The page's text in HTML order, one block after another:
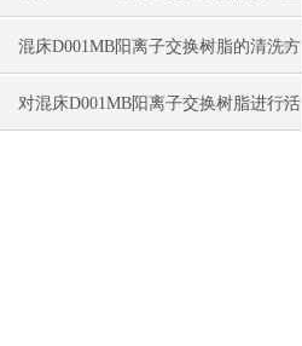
分类介绍
混床D001MB阳离子交换树脂的清洗方
法
对混床D001MB阳离子交换树脂进行活